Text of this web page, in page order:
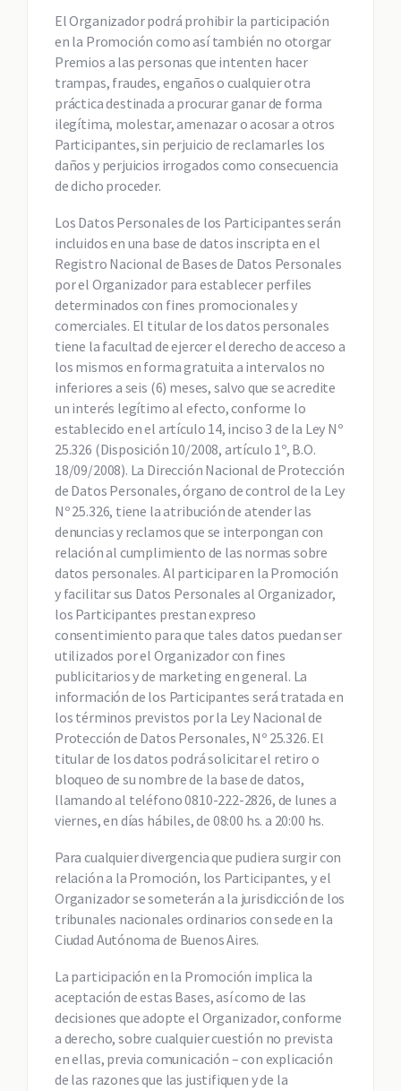
El Organizador podrá prohibir la participación
en la Promoción como así también no otorgar
Premios a las personas que intenten hacer
trampas, fraudes, engaños o cualquier otra
práctica destinada a procurar ganar de forma
ilegítima, molestar, amenazar o acosar a otros
Participantes, sin perjuicio de reclamarles los
daños y perjuicios irrogados como consecuencia
de dicho proceder.
Los Datos Personales de los Participantes serán
incluidos en una base de datos inscripta en el
Registro Nacional de Bases de Datos Personales
por el Organizador para establecer perfiles
determinados con fines promocionales y
comerciales. El titular de los datos personales
tiene la facultad de ejercer el derecho de acceso a
los mismos en forma gratuita a intervalos no
inferiores a seis (6) meses, salvo que se acredite
un interés legítimo al efecto, conforme lo
establecido en el artículo 14, inciso 3 de la Ley Nº
25.326 (Disposición 10/2008, artículo 1º, B.O.
18/09/2008). La Dirección Nacional de Protección
de Datos Personales, órgano de control de la Ley
Nº 25.326, tiene la atribución de atender las
denuncias y reclamos que se interpongan con
relación al cumplimiento de las normas sobre
datos personales. Al participar en la Promoción
y facilitar sus Datos Personales al Organizador,
los Participantes prestan expreso
consentimiento para que tales datos puedan ser
utilizados por el Organizador con fines
publicitarios y de marketing en general. La
información de los Participantes será tratada en
los términos previstos por la Ley Nacional de
Protección de Datos Personales, Nº 25.326. El
titular de los datos podrá solicitar el retiro o
bloqueo de su nombre de la base de datos,
llamando al teléfono 0810-222-2826, de lunes a
viernes, en días hábiles, de 08:00 hs. a 20:00 hs.
Para cualquier divergencia que pudiera surgir con
relación a la Promoción, los Participantes, y el
Organizador se someterán a la jurisdicción de los
tribunales nacionales ordinarios con sede en la
Ciudad Autónoma de Buenos Aires.
La participación en la Promoción implica la
aceptación de estas Bases, así como de las
decisiones que adopte el Organizador, conforme
a derecho, sobre cualquier cuestión no prevista
en ellas, previa comunicación – con explicación
de las razones que las justifiquen y de la